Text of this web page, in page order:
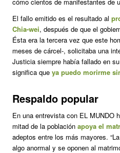
El fallo emitido es el resultado al
Chia-wei, después de que el
Ésta era la tercera vez que este
meses de cárcel-, solicitaba una
Justicia siempre había fallado en
significa que ya puedo morirme
Respaldo popular
En una entrevista con EL MUNDO
mitad de la población apoya el
adeptos entre los más mayores.
algo anormal y se oponen al
pregunta si
a la